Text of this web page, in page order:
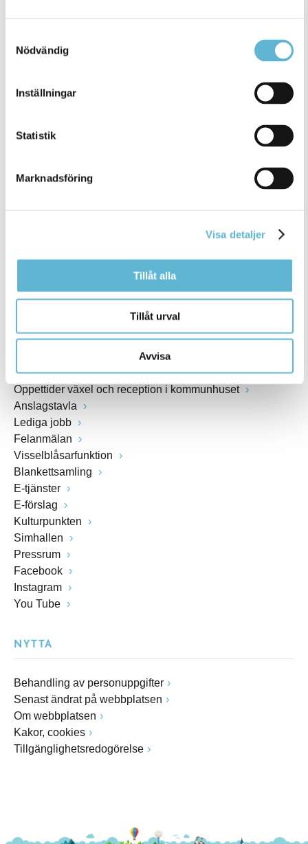
Nödvändig
Inställningar
Statistik
Marknadsföring
Visa detaljer
Tillåt alla
Tillåt urval
Avvisa
KONTAKT
Besöksadress
Box 18, 295 21 Bromölla
Fax: 0456-82 22 00
Öppettider växel och reception i kommunhuset
Anslagstavla
Lediga jobb
Felanmälan
Visselblåsarfunktion
Blankettsamling
E-tjänster
E-förslag
Kulturpunkten
Simhallen
Pressrum
Facebook
Instagram
You Tube
NYTTA
Behandling av personuppgifter
Senast ändrat på webbplatsen
Om webbplatsen
Kakor, cookies
Tillgänglighetsredogörelse